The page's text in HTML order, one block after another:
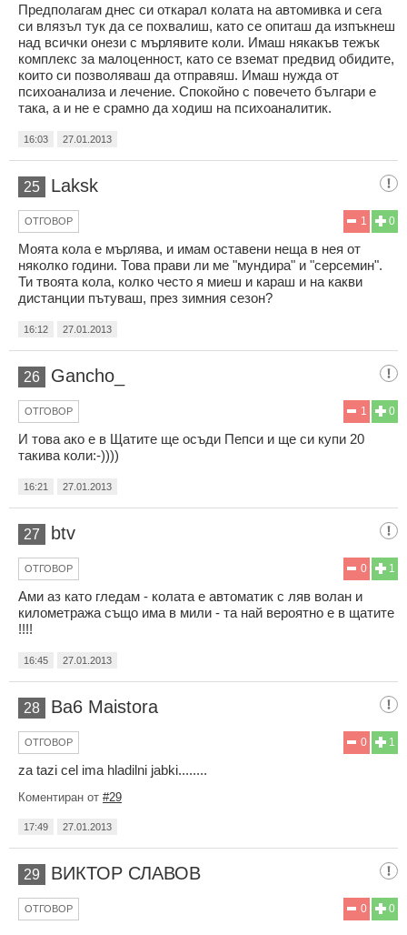
Предполагам днес си откарал колата на автомивка и сега
си влязъл тук да се похвалиш, като се опиташ да изпъкнеш
над всички онези с мърлявите коли. Имаш някакъв тежък
комплекс за малоценност, като се вземат предвид обидите,
които си позволяваш да отправяш. Имаш нужда от
психоанализа и лечение. Спокойно с повечето българи е
така, а и не е срамно да ходиш на психоаналитик.
16:03 27.01.2013
25 Laksk
0
1
ОТГОВОР
Моята кола е мърлява, и имам оставени неща в нея от
няколко години. Това прави ли ме "мундира" и "серсемин".
Ти твоята кола, колко често я миеш и караш и на какви
дистанции пътуваш, през зимния сезон?
16:12 27.01.2013
26 Gancho_
0
1
ОТГОВОР
И това ако е в Щатите ще осъди Пепси и ще си купи 20
такива коли:-))))
16:21 27.01.2013
27 btv
1
0
ОТГОВОР
Ами аз като гледам - колата е автоматик с ляв волан и
километража също има в мили - та най вероятно е в щатите
!!!!
16:45 27.01.2013
28 Ba6 Maistora
1
0
ОТГОВОР
za tazi cel ima hladilni jabki........
Коментиран от #29
17:49 27.01.2013
29 ВИКТОР СЛАВОВ
0
0
ОТГОВОР